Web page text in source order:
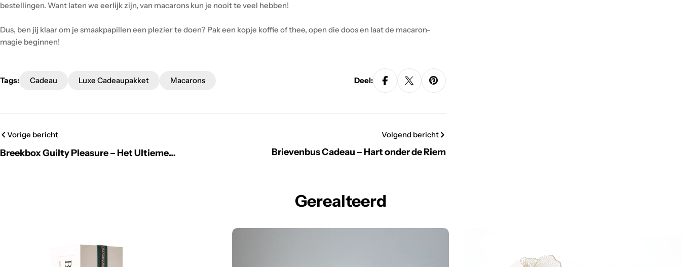
bestellingen. Want laten we eerlijk zijn, van macarons kun je nooit te veel hebben!
Dus, ben jij klaar om je smaakpapillen een plezier te doen? Pak een kopje koffie of thee, open die doos en laat de macaron-
magie beginnen!
Tags: Cadeau Luxe Cadeaupakket Macarons Deel:
Vorige bericht
Breekbox Guilty Pleasure – Het Ultieme
Volgend bericht
Brievenbus Cadeau – Hart onder de Riem
Gerealteerd